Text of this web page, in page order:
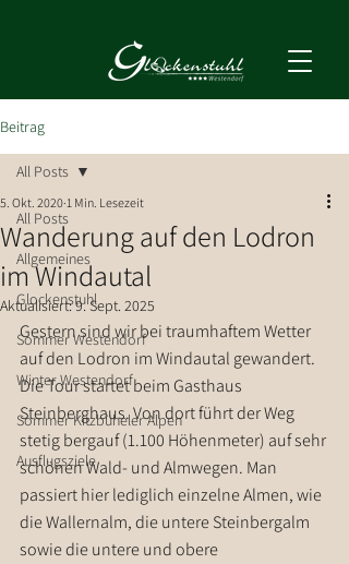
Beitrag
All Posts
Allgemeines
Glockenstuhl
Sommer Westendorf
Winter Westendorf
Sommer Kitzbüheler Alpen
Ausflugsziele
All Posts
Wanderung auf den Lodron
im Windautal
5. Okt. 2020 1 Min. Lesezeit
Aktualisiert:9. Sept. 2025
Gestern sind wir bei traumhaftem Wetter
auf den Lodron im Windautal gewandert.
Die Tour startet beim Gasthaus
Steinberghaus. Von dort führt der Weg
stetig bergauf (1.100 Höhenmeter) auf sehr
schönen Wald- und Almwegen. Man
passiert hier lediglich einzelne Almen, wie
die Wallernalm, die untere Steinbergalm
sowie die untere und obere